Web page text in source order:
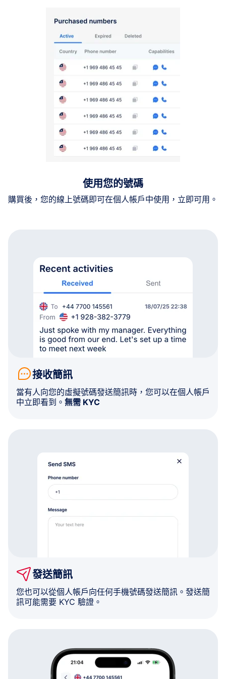
使用您的號碼
購買後，您的線上號碼即可在個人帳戶中使用，立即可用。
接收簡訊
當有人向您的虛擬號碼發送簡訊時，您可以在個人帳戶
中立即看到。 無需 KYC
發送簡訊
您也可以從個人帳戶向任何手機號碼發送簡訊。發送簡
訊可能需要 KYC 驗證。